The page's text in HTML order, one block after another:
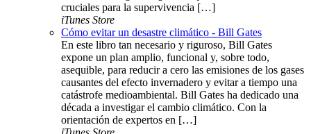
cruciales para la supervivencia […]
iTunes Store
Cómo evitar un desastre climático - Bill Gates
En este libro tan necesario y riguroso, Bill Gates
expone un plan amplio, funcional y, sobre todo,
asequible, para reducir a cero las emisiones de los gases
causantes del efecto invernadero y evitar a tiempo una
catástrofe medioambiental. Bill Gates ha dedicado una
década a investigar el cambio climático. Con la
orientación de expertos en […]